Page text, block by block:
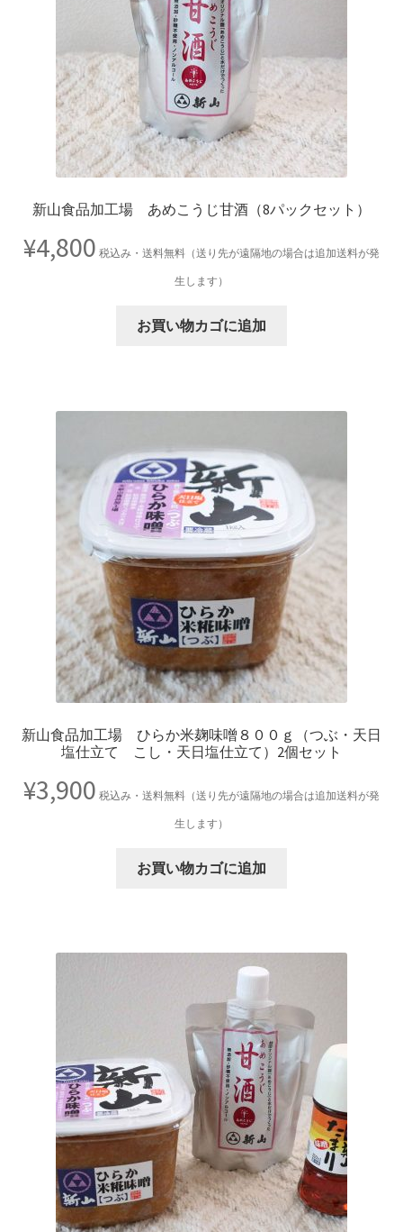
新山食品加工場 あめこうじ甘酒（8パックセット）
¥4,800 税込み・送料無料（送り先が遠隔地の場合は追加送料が発
生します）
お買い物カゴに追加
新山食品加工場 ひらか米麹味噌８００ｇ（つぶ・天日
塩仕立て こし・天日塩仕立て）2個セット
¥3,900 税込み・送料無料（送り先が遠隔地の場合は追加送料が発
生します）
お買い物カゴに追加